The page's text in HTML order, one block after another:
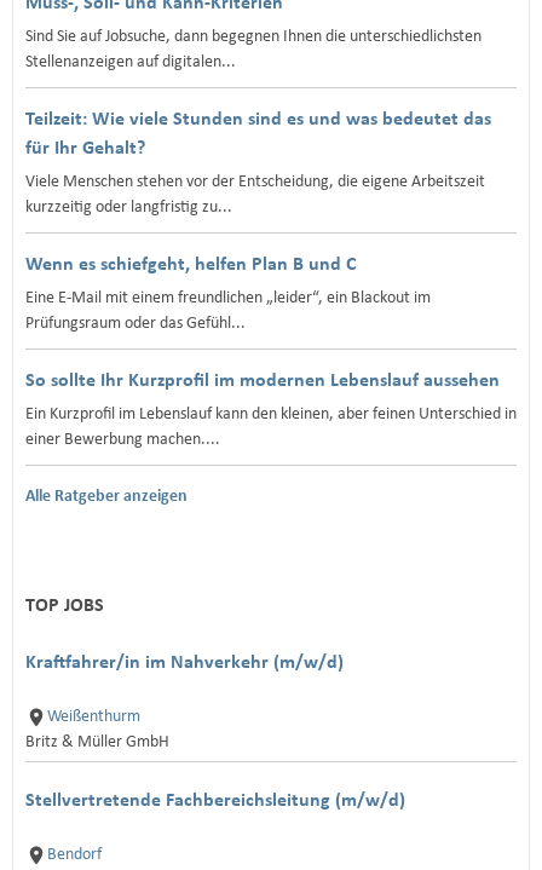
Sind Sie auf Jobsuche, dann begegnen Ihnen die unterschiedlichsten
Stellenanzeigen auf digitalen...
Teilzeit: Wie viele Stunden sind es und was bedeutet das
für Ihr Gehalt?
Viele Menschen stehen vor der Entscheidung, die eigene Arbeitszeit
kurzzeitig oder langfristig zu...
Wenn es schiefgeht, helfen Plan B und C
Eine E‑Mail mit einem freundlichen „leider“, ein Blackout im
Prüfungsraum oder das Gefühl...
So sollte Ihr Kurzprofil im modernen Lebenslauf aussehen
Ein Kurzprofil im Lebenslauf kann den kleinen, aber feinen Unterschied in
einer Bewerbung machen....
Alle Ratgeber anzeigen
TOP JOBS
Kraftfahrer/in im Nahverkehr (m/w/d)
Weißenthurm
Britz & Müller GmbH
Stellvertretende Fachbereichsleitung (m/w/d)
Bendorf